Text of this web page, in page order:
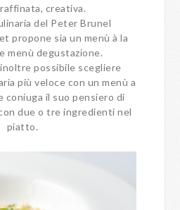
creativa.
del Peter Brunel
propone sia un menù à la
menù degustazione.
possibile scegliere
più veloce con un menù a
coniuga il suo pensiero di
due o tre ingredienti nel
piatto.